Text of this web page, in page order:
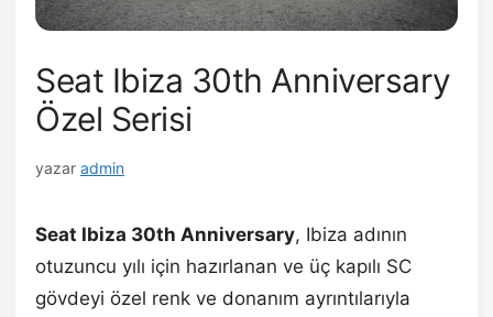
Seat Ibiza 30th Anniversary
Özel Serisi
yazar admin
Seat Ibiza 30th Anniversary, Ibiza adının
otuzuncu yılı için hazırlanan ve üç kapılı SC
gövdeyi özel renk ve donanım ayrıntılarıyla